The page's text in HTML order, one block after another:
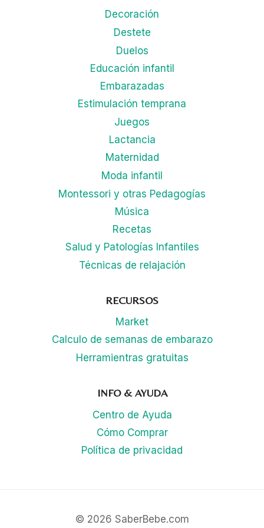
Decoración
Destete
Duelos
Educación infantil
Embarazadas
Estimulación temprana
Juegos
Lactancia
Maternidad
Moda infantil
Montessori y otras Pedagogías
Música
Recetas
Salud y Patologías Infantiles
Técnicas de relajación
RECURSOS
Market
Calculo de semanas de embarazo
Herramientras gratuitas
INFO & AYUDA
Centro de Ayuda
Cómo Comprar
Política de privacidad
© 2026 SaberBebe.com